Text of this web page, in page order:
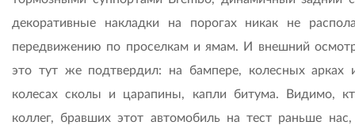
декоративные накладки на порогах никак не
передвижению по проселкам и ямам. И внешний
это тут же подтвердил: на бампере, колесных арках
колесах сколы и царапины, капли битума. Видимо,
коллег, бравших этот автомобиль на тест раньше